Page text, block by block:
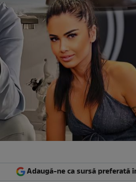
Adaugă-ne ca sursă preferată